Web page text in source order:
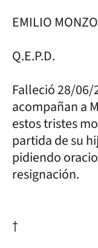
EMILIO
Q.E.P.D.
Falleció 28/06/
acompañan a
estos tristes
partida de su
pidiendo
resignación.
†